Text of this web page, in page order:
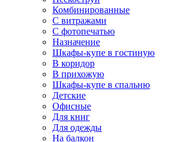
Комбинированные
С витражами
С фотопечатью
Назначение
Шкафы-купе в гостиную
В коридор
В прихожую
Шкафы-купе в спальню
Детские
Офисные
Для книг
Для одежды
На балкон